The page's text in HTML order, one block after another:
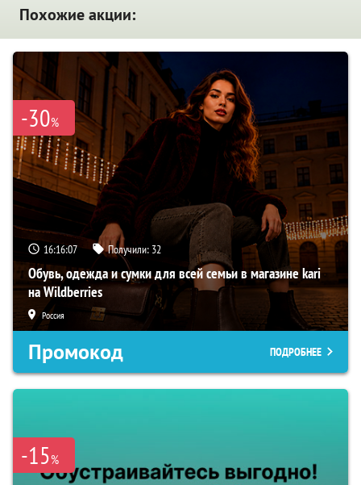
Похожие акции:
-30%
16:16:06 Получили: 32
Обувь, одежда и сумки для всей семьи в магазине kari
на Wildberries
Россия
Промокод ПОДРОБНЕЕ
-15%